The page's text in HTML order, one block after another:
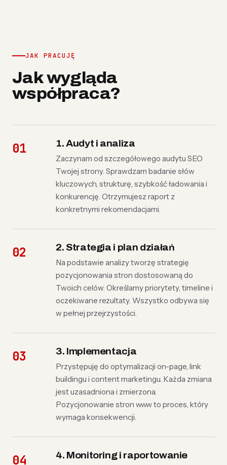
JAK PRACUJĘ
Jak wygląda
współpraca?
1. Audyt i analiza
Zaczynam od szczegółowego audytu SEO
Twojej strony. Sprawdzam badanie słów
kluczowych, strukturę, szybkość ładowania i
konkurencję. Otrzymujesz raport z
konkretnymi rekomendacjami.
2. Strategia i plan działań
Na podstawie analizy tworzę strategię
pozycjonowania stron dostosowaną do
Twoich celów. Określamy priorytety, timeline i
oczekiwane rezultaty. Wszystko odbywa się
w pełnej przejrzystości.
3. Implementacja
Przystępuję do optymalizacji on-page, link
buildingu i content marketingu. Każda zmiana
jest uzasadniona i zmierzona.
Pozycjonowanie stron www to proces, który
wymaga konsekwencji.
4. Monitoring i raportowanie